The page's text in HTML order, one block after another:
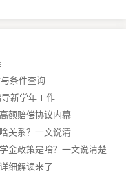
条件查询
新学年工作
额赔偿协议内幕
关系？一文说清
金政策是啥？一文说清楚
细解读来了